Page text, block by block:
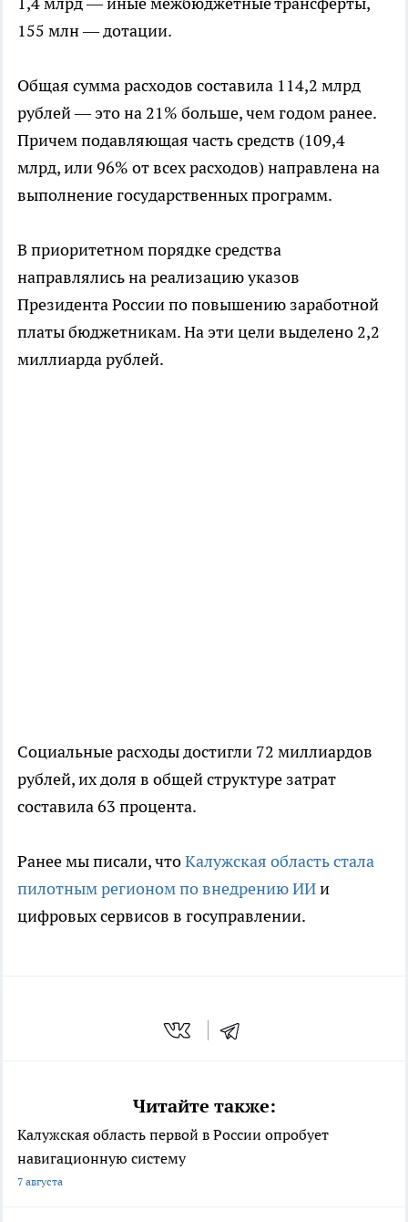
155 млн — дотации.
Общая сумма расходов составила 114,2 млрд
рублей — это на 21% больше, чем годом ранее.
Причем подавляющая часть средств (109,4
млрд, или 96% от всех расходов) направлена на
выполнение государственных программ.
В приоритетном порядке средства
направлялись на реализацию указов
Президента России по повышению заработной
платы бюджетникам. На эти цели выделено 2,2
миллиарда рублей.
Социальные расходы достигли 72 миллиардов
рублей, их доля в общей структуре затрат
составила 63 процента.
Ранее мы писали, чтоКалужская область стала
пилотным регионом по внедрению ИИи
цифровых сервисов в госуправлении.
Читайте также:
Калужская область первой в России опробует
навигационную систему
7 августа